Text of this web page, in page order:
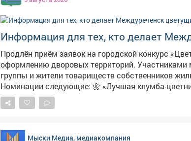
Информация для тех, кто делает
Продлён приём заявок на городской конкурс
оформлению дворовых территорий. Участниками могут стать инициативные
группы и жители товариществ собственников
Номинации следующие: 🌼 «Лучшая клумба-цветник» 🌺 «Цветочный палисадник»
🌸 «Наш цветущий двор» 🌻 «Цветущий балкон» 🌹 «Цветочный кадр»
(фотоконкурс) 🪻 «Управляю, цветами украшаю» 💐 «Ботанический бунт» 🪷 «Мой
виде: - г.Междуреченск, пр.Строителей, 20а, кабинет 420 - эл. адрес: replan@mrech.ru
Мыски Медиа, медиакомпания